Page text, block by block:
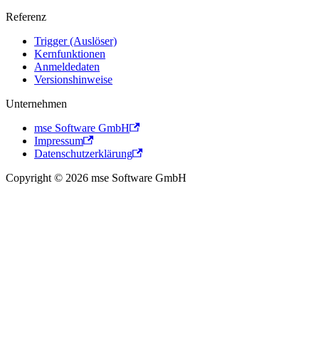
Referenz
Trigger (Auslöser)
Kernfunktionen
Anmeldedaten
Versionshinweise
Unternehmen
mse Software GmbH
Impressum
Datenschutzerklärung
Copyright © 2026 mse Software GmbH